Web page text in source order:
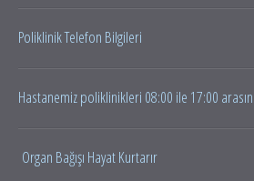
Poliklinik Telefon Bilgileri
Hastanemiz poliklinikleri 08:00 ile 17:00
Organ Bağışı Hayat Kurtarır